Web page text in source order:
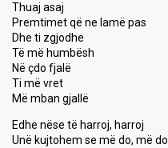
Thuaj asaj
Premtimet që ne lamë pas
Dhe ti zgjodhe
Të më humbësh
Në çdo fjalë
Ti më vret
Më mban gjallë
Edhe nëse të harroj, harroj
Unë kujtohem se më do, më do